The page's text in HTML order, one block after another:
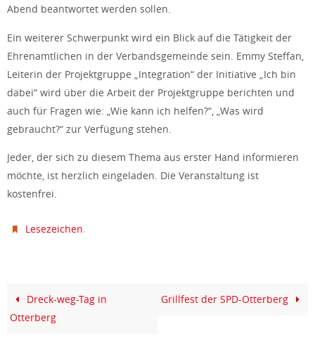
Abend beantwortet werden sollen.
Ein weiterer Schwerpunkt wird ein Blick auf die Tätigkeit der
Ehrenamtlichen in der Verbandsgemeinde sein. Emmy Steffan,
Leiterin der Projektgruppe „Integration“ der Initiative „Ich bin
dabei“ wird über die Arbeit der Projektgruppe berichten und
auch für Fragen wie: „Wie kann ich helfen?“, „Was wird
gebraucht?“ zur Verfügung stehen.
Jeder, der sich zu diesem Thema aus erster Hand informieren
möchte, ist herzlich eingeladen. Die Veranstaltung ist
kostenfrei.
Lesezeichen.
Dreck-weg-Tag in
Otterberg
Grillfest der SPD-Otterberg